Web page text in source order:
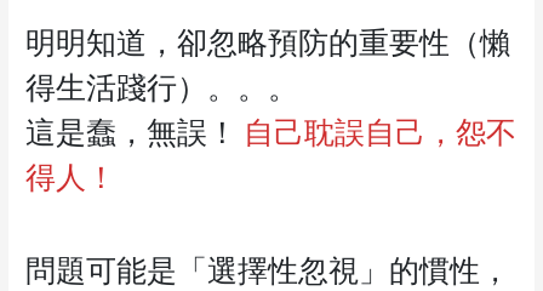
明明知道，卻忽略預防的重要性（懶
得生活踐行）。。。
這是蠢，無誤！ 自己耽誤自己，怨不
得人！
問題可能是「選擇性忽視」的慣性，